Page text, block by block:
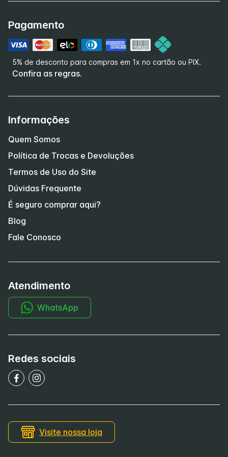
Pagamento
5% de desconto para compras em 1x no cartão ou PIX.
Confira as regras.
Informações
Quem Somos
Política de Trocas e Devoluções
Termos de Uso do Site
Dúvidas Frequente
É seguro comprar aqui?
Blog
Fale Conosco
Atendimento
WhatsApp
Redes sociais
Visite nossa loja